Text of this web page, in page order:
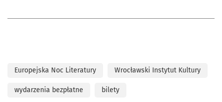
Europejska Noc Literatury Wrocławski Instytut Kultury
wydarzenia bezpłatne bilety